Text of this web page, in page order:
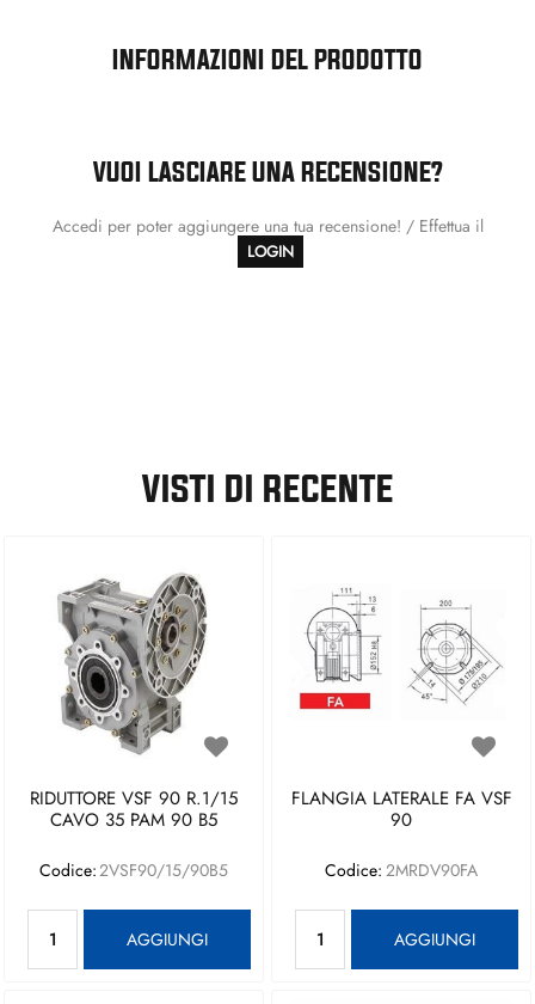
INFORMAZIONI DEL PRODOTTO
VUOI LASCIARE UNA RECENSIONE?
Accedi per poter aggiungere una tua recensione! / Effettua il
LOGIN
VISTI DI RECENTE
RIDUTTORE VSF 90 R.1/15
CAVO 35 PAM 90 B5
Codice:2VSF90/15/90B5
AGGIUNGI
FLANGIA LATERALE FA VSF
90
Codice: 2MRDV90FA
AGGIUNGI